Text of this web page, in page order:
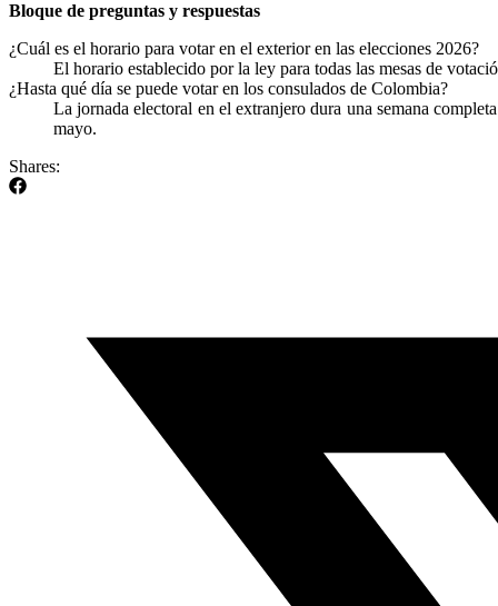
Bloque de preguntas y respuestas
¿Cuál es el horario para votar en el exterior en las elecciones 2026?
El horario establecido por la ley para todas las mesas de
¿Hasta qué día se puede votar en los consulados de Colombia?
La jornada electoral en el extranjero dura una semana
mayo.
Shares: